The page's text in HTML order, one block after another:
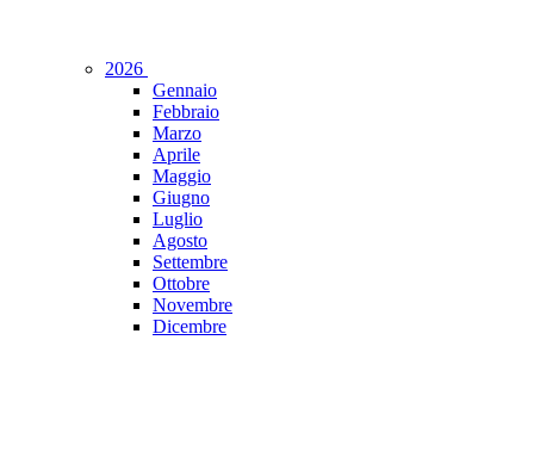
2026
Gennaio
Febbraio
Marzo
Aprile
Maggio
Giugno
Luglio
Agosto
Settembre
Ottobre
Novembre
Dicembre